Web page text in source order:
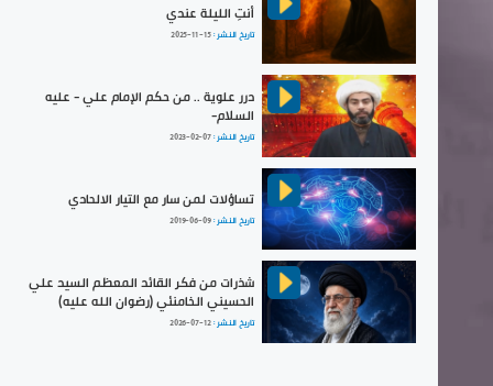
أنتِ الليلة عندي
تاريخ النشر :2025-11-15
درر علوية .. من حكم الإمام علي - عليه
السلام-
تاريخ النشر :2023-02-07
تساؤلات لمن سار مع التيار الالحادي
تاريخ النشر :2019-06-09
شذرات من فكر القائد المعظم السيد علي
الحسيني الخامنئي (رضوان الله عليه)
تاريخ النشر :2026-07-12